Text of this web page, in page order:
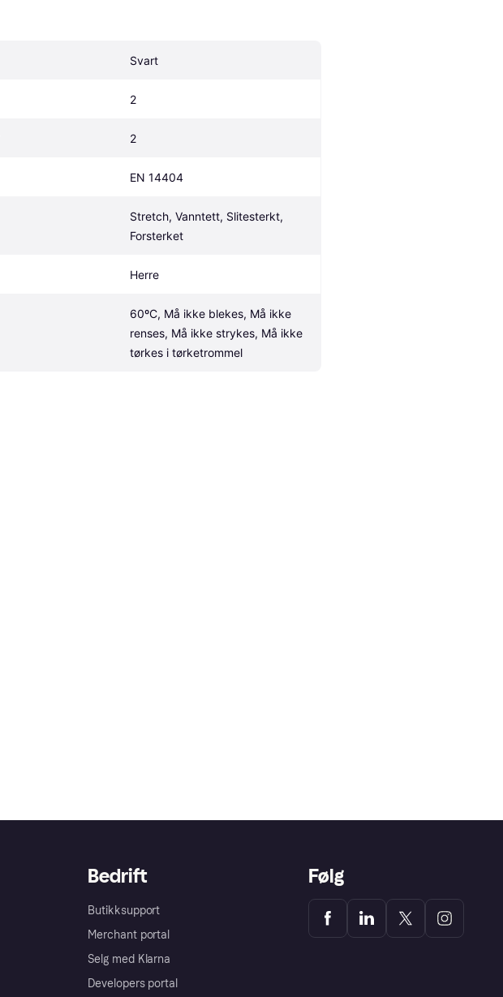
Svart
2
2
EN 14404
Stretch, Vanntett, Slitesterkt,
Forsterket
Herre
60ºC, Må ikke blekes, Må ikke
renses, Må ikke strykes, Må ikke
tørkes i tørketrommel
Bedrift
Butikksupport
Merchant portal
Selg med Klarna
Developers portal
Følg